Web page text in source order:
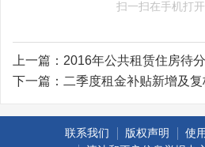
扫一扫在手机打
上一篇： 2016年公共租赁住房待
下一篇： 二季度租金补贴新增及
联系我们 版权声明 使